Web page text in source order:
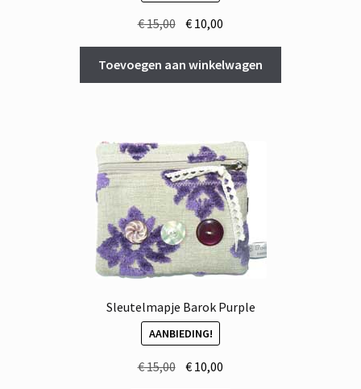
€15,00 Oorspronkelijke
prijs
was:
€ 15,00.
€ 10,00
prijs
is:
€ 10,00.
Toevoegen aan winkelwagen
Sleutelmapje Barok Purple
AANBIEDING!
€15,00 Oorspronkelijke
€ 10,00